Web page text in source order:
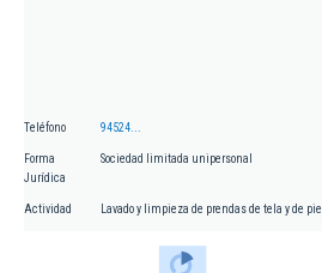
Teléfono 94524...
Forma
Jurídica
Sociedad limitada unipersonal
Actividad Lavado y limpieza de prendas de tela y de piel